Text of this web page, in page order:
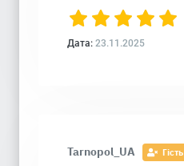
Дата: 23.11.2025
Tarnopol_UA Гість